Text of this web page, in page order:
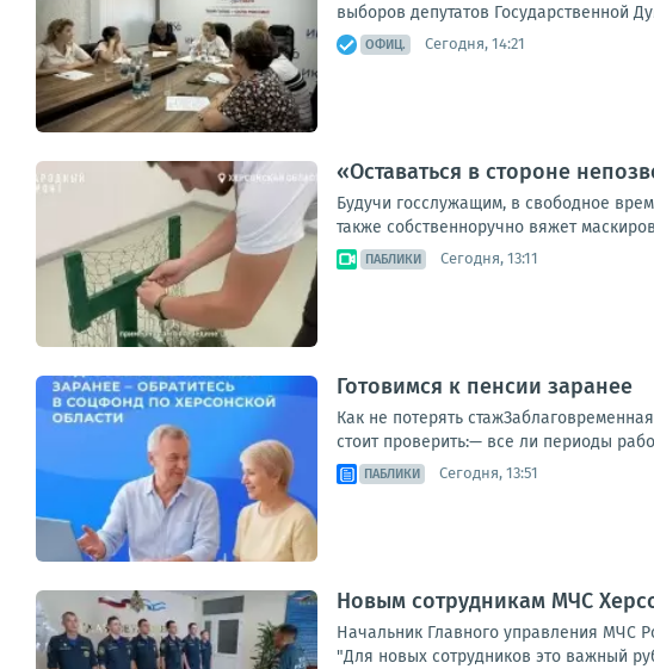
выборов депутатов Государственной
ОФИЦ. Сегодня, 14:21
«Оставаться в стороне
Будучи госслужащим, в свободное
также собственноручно вяжет
ПАБЛИКИ Сегодня, 13:11
Готовимся к пенсии заранее
Как не потерять
стоит проверить:— все ли периоды
ПАБЛИКИ Сегодня, 13:51
Новым сотрудникам МЧС
Начальник Главного управления МЧС
"Для новых сотрудников это важный